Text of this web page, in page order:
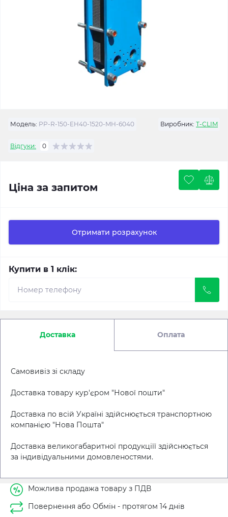
Модель: PP-R-150-EH40-1520-MH-6040 Виробник: T-CLIM
Відгуки: 0
Ціна за запитом
Отримати розрахунок
Купити в 1 клік:
Доставка Оплата
Самовивіз зі складу
Доставка товару кур'єром "Нової пошти"
Доставка по всій Україні здійснюється транспортною
компанією "Нова Пошта"
Доставка великогабаритної продукціїї здійснюється
за індивідуальними домовленостями.
Можлива продажа товару з ПДВ
Повернення або Обмін - протягом 14 днів